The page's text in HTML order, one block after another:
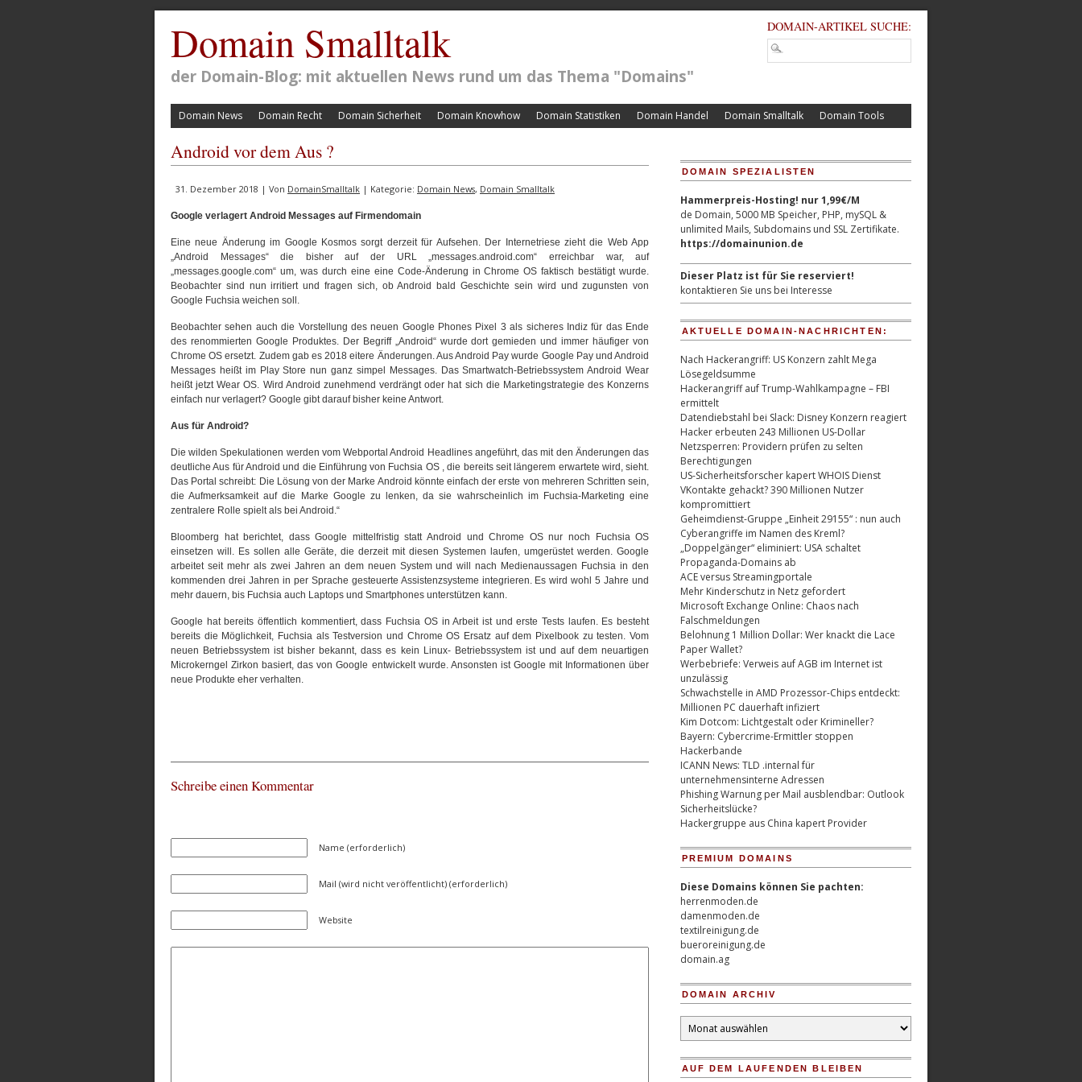
Domain Smalltalk
der Domain-Blog: mit aktuellen News rund um das Thema "Domains"
DOMAIN-ARTIKEL SUCHE:
Domain News Domain Recht Domain Sicherheit Domain Knowhow Domain Statistiken Domain Handel Domain Smalltalk Domain Tools
Android vor dem Aus ?
31. Dezember 2018 | Von DomainSmalltalk | Kategorie: Domain News, Domain Smalltalk
Google verlagert Android Messages auf Firmendomain
Eine neue Änderung im Google Kosmos sorgt derzeit für Aufsehen. Der Internetriese zieht die Web App
„Android Messages“ die bisher auf der URL „messages.android.com“ erreichbar war, auf
„messages.google.com“ um, was durch eine eine Code-Änderung in Chrome OS faktisch bestätigt wurde.
Beobachter sind nun irritiert und fragen sich, ob Android bald Geschichte sein wird und zugunsten von
Google Fuchsia weichen soll.
Beobachter sehen auch die Vorstellung des neuen Google Phones Pixel 3 als sicheres Indiz für das Ende
des renommierten Google Produktes. Der Begriff „Android“ wurde dort gemieden und immer häufiger von
Chrome OS ersetzt. Zudem gab es 2018 eitere Änderungen. Aus Android Pay wurde Google Pay und Android
Messages heißt im Play Store nun ganz simpel Messages. Das Smartwatch-Betriebssystem Android Wear
heißt jetzt Wear OS. Wird Android zunehmend verdrängt oder hat sich die Marketingstrategie des Konzerns
einfach nur verlagert? Google gibt darauf bisher keine Antwort.
Aus für Android?
Die wilden Spekulationen werden vom Webportal Android Headlines angeführt, das mit den Änderungen das
deutliche Aus für Android und die Einführung von Fuchsia OS , die bereits seit längerem erwartete wird, sieht.
Das Portal schreibt: Die Lösung von der Marke Android könnte einfach der erste von mehreren Schritten sein,
die Aufmerksamkeit auf die Marke Google zu lenken, da sie wahrscheinlich im Fuchsia-Marketing eine
zentralere Rolle spielt als bei Android.“
Bloomberg hat berichtet, dass Google mittelfristig statt Android und Chrome OS nur noch Fuchsia OS
einsetzen will. Es sollen alle Geräte, die derzeit mit diesen Systemen laufen, umgerüstet werden. Google
arbeitet seit mehr als zwei Jahren an dem neuen System und will nach Medienaussagen Fuchsia in den
kommenden drei Jahren in per Sprache gesteuerte Assistenzsysteme integrieren. Es wird wohl 5 Jahre und
mehr dauern, bis Fuchsia auch Laptops und Smartphones unterstützen kann.
Google hat bereits öffentlich kommentiert, dass Fuchsia OS in Arbeit ist und erste Tests laufen. Es besteht
bereits die Möglichkeit, Fuchsia als Testversion und Chrome OS Ersatz auf dem Pixelbook zu testen. Vom
neuen Betriebssystem ist bisher bekannt, dass es kein Linux- Betriebssystem ist und auf dem neuartigen
Microkerngel Zirkon basiert, das von Google entwickelt wurde. Ansonsten ist Google mit Informationen über
neue Produkte eher verhalten.
Schreibe einen Kommentar
Name (erforderlich)
Mail (wird nicht veröffentlicht) (erforderlich)
Website
DOMAIN SPEZIALISTEN
Hammerpreis-Hosting! nur 1,99€/M
de Domain, 5000 MB Speicher, PHP, mySQL &
unlimited Mails, Subdomains und SSL Zertifikate.
https://domainunion.de
Dieser Platz ist für Sie reserviert!
kontaktieren Sie uns bei Interesse
AKTUELLE DOMAIN-NACHRICHTEN:
Nach Hackerangriff: US Konzern zahlt Mega
Lösegeldsumme
Hackerangriff auf Trump-Wahlkampagne – FBI
ermittelt
Datendiebstahl bei Slack: Disney Konzern reagiert
Hacker erbeuten 243 Millionen US-Dollar
Netzsperren: Providern prüfen zu selten
Berechtigungen
US-Sicherheitsforscher kapert WHOIS Dienst
VKontakte gehackt? 390 Millionen Nutzer
kompromittiert
Geheimdienst-Gruppe „Einheit 29155“ : nun auch
Cyberangriffe im Namen des Kreml?
„Doppelgänger“ eliminiert: USA schaltet
Propaganda-Domains ab
ACE versus Streamingportale
Mehr Kinderschutz in Netz gefordert
Microsoft Exchange Online: Chaos nach
Falschmeldungen
Belohnung 1 Million Dollar: Wer knackt die Lace
Paper Wallet?
Werbebriefe: Verweis auf AGB im Internet ist
unzulässig
Schwachstelle in AMD Prozessor-Chips entdeckt:
Millionen PC dauerhaft infiziert
Kim Dotcom: Lichtgestalt oder Krimineller?
Bayern: Cybercrime-Ermittler stoppen
Hackerbande
ICANN News: TLD .internal für
unternehmensinterne Adressen
Phishing Warnung per Mail ausblendbar: Outlook
Sicherheitslücke?
Hackergruppe aus China kapert Provider
PREMIUM DOMAINS
Diese Domains können Sie pachten:
herrenmoden.de
damenmoden.de
textilreinigung.de
bueroreinigung.de
domain.ag
DOMAIN ARCHIV
Domain
Archiv
AUF DEM LAUFENDEN BLEIBEN